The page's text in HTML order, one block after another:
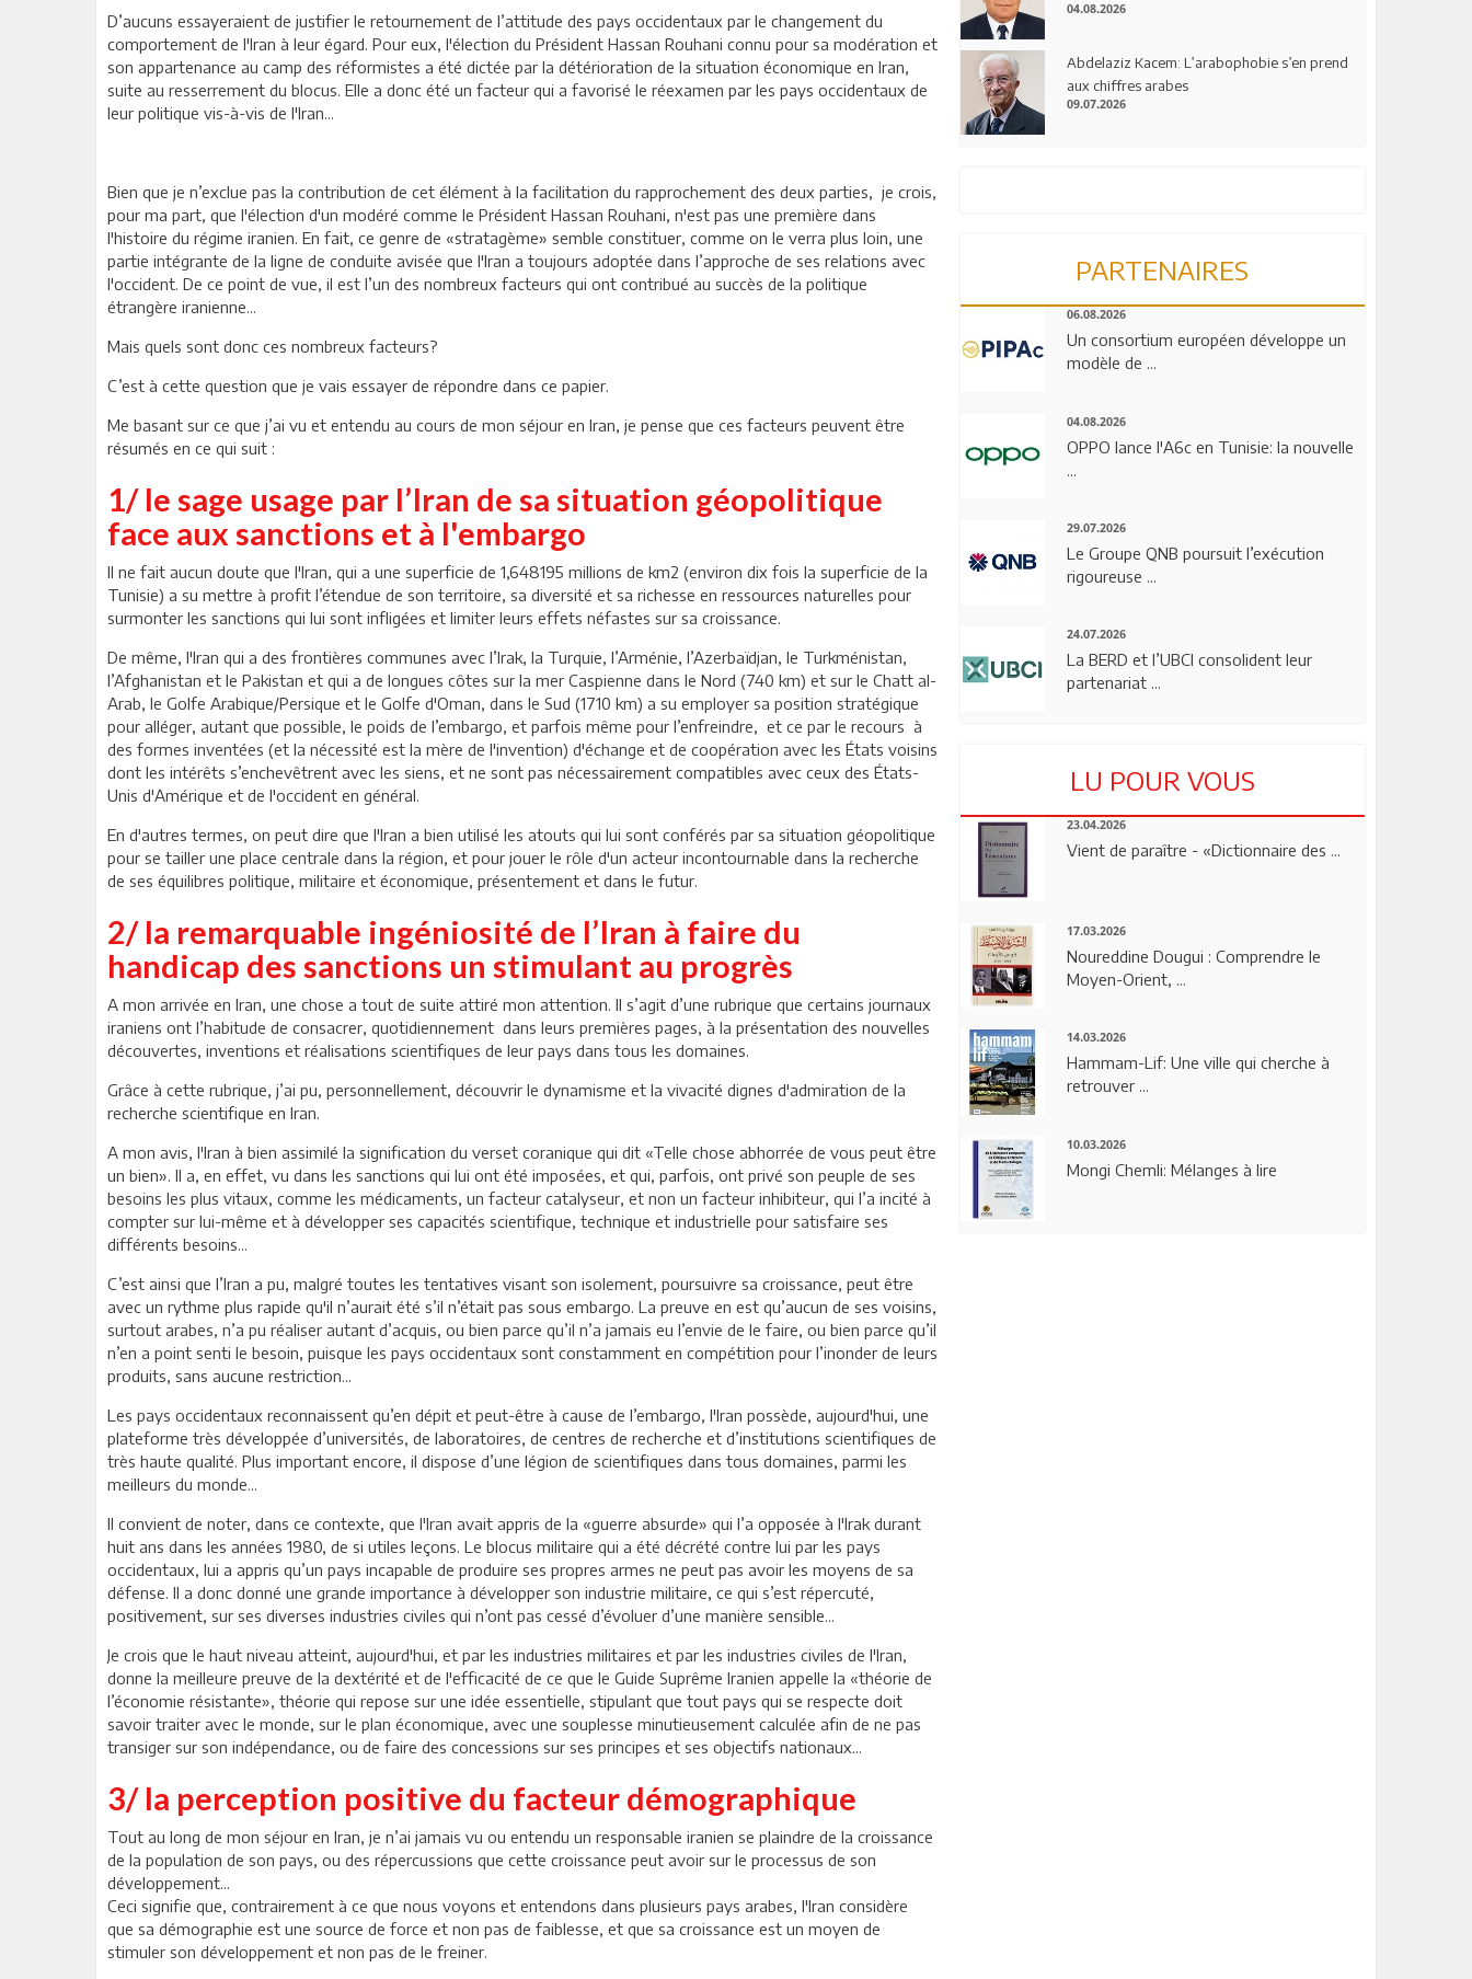
D’aucuns essayeraient de justifier le retournement de l’attitude des pays occidentaux par le changement du
comportement de l'Iran à leur égard. Pour eux, l'élection du Président Hassan Rouhani connu pour sa modération et
son appartenance au camp des réformistes a été dictée par la détérioration de la situation économique en Iran,
suite au resserrement du blocus. Elle a donc été un facteur qui a favorisé le réexamen par les pays occidentaux de
leur politique vis-à-vis de l'Iran...
Bien que je n’exclue pas la contribution de cet élément à la facilitation du rapprochement des deux parties, je crois,
pour ma part, que l'élection d'un modéré comme le Président Hassan Rouhani, n'est pas une première dans
l'histoire du régime iranien. En fait, ce genre de «stratagème» semble constituer, comme on le verra plus loin, une
partie intégrante de la ligne de conduite avisée que l'Iran a toujours adoptée dans l’approche de ses relations avec
l'occident. De ce point de vue, il est l’un des nombreux facteurs qui ont contribué au succès de la politique
étrangère iranienne...
Mais quels sont donc ces nombreux facteurs?
C’est à cette question que je vais essayer de répondre dans ce papier.
Me basant sur ce que j’ai vu et entendu au cours de mon séjour en Iran, je pense que ces facteurs peuvent être
résumés en ce qui suit :
1/ le sage usage par l’Iran de sa situation géopolitique
face aux sanctions et à l'embargo
Il ne fait aucun doute que l'Iran, qui a une superficie de 1,648195 millions de km2 (environ dix fois la superficie de la
Tunisie) a su mettre à profit l’étendue de son territoire, sa diversité et sa richesse en ressources naturelles pour
surmonter les sanctions qui lui sont infligées et limiter leurs effets néfastes sur sa croissance.
De même, l'Iran qui a des frontières communes avec l’Irak, la Turquie, l’Arménie, l’Azerbaïdjan, le Turkménistan,
l’Afghanistan et le Pakistan et qui a de longues côtes sur la mer Caspienne dans le Nord (740 km) et sur le Chatt al-
Arab, le Golfe Arabique/Persique et le Golfe d'Oman, dans le Sud (1710 km) a su employer sa position stratégique
pour alléger, autant que possible, le poids de l’embargo, et parfois même pour l’enfreindre, et ce par le recours à
des formes inventées (et la nécessité est la mère de l'invention) d'échange et de coopération avec les États voisins
dont les intérêts s’enchevêtrent avec les siens, et ne sont pas nécessairement compatibles avec ceux des États-
Unis d'Amérique et de l'occident en général.
En d'autres termes, on peut dire que l'Iran a bien utilisé les atouts qui lui sont conférés par sa situation géopolitique
pour se tailler une place centrale dans la région, et pour jouer le rôle d'un acteur incontournable dans la recherche
de ses équilibres politique, militaire et économique, présentement et dans le futur.
2/ la remarquable ingéniosité de l’Iran à faire du
handicap des sanctions un stimulant au progrès
A mon arrivée en Iran, une chose a tout de suite attiré mon attention. Il s’agit d’une rubrique que certains journaux
iraniens ont l’habitude de consacrer, quotidiennement dans leurs premières pages, à la présentation des nouvelles
découvertes, inventions et réalisations scientifiques de leur pays dans tous les domaines.
Grâce à cette rubrique, j’ai pu, personnellement, découvrir le dynamisme et la vivacité dignes d'admiration de la
recherche scientifique en Iran.
A mon avis, l'Iran à bien assimilé la signification du verset coranique qui dit «Telle chose abhorrée de vous peut être
un bien». Il a, en effet, vu dans les sanctions qui lui ont été imposées, et qui, parfois, ont privé son peuple de ses
besoins les plus vitaux, comme les médicaments, un facteur catalyseur, et non un facteur inhibiteur, qui l’a incité à
compter sur lui-même et à développer ses capacités scientifique, technique et industrielle pour satisfaire ses
différents besoins...
C’est ainsi que l’Iran a pu, malgré toutes les tentatives visant son isolement, poursuivre sa croissance, peut être
avec un rythme plus rapide qu'il n’aurait été s’il n’était pas sous embargo. La preuve en est qu’aucun de ses voisins,
surtout arabes, n’a pu réaliser autant d’acquis, ou bien parce qu’il n’a jamais eu l’envie de le faire, ou bien parce qu’il
n’en a point senti le besoin, puisque les pays occidentaux sont constamment en compétition pour l’inonder de leurs
produits, sans aucune restriction...
Les pays occidentaux reconnaissent qu’en dépit et peut-être à cause de l’embargo, l'Iran possède, aujourd'hui, une
plateforme très développée d’universités, de laboratoires, de centres de recherche et d’institutions scientifiques de
très haute qualité. Plus important encore, il dispose d’une légion de scientifiques dans tous domaines, parmi les
meilleurs du monde...
Il convient de noter, dans ce contexte, que l'Iran avait appris de la «guerre absurde» qui l’a opposée à l'Irak durant
huit ans dans les années 1980, de si utiles leçons. Le blocus militaire qui a été décrété contre lui par les pays
occidentaux, lui a appris qu’un pays incapable de produire ses propres armes ne peut pas avoir les moyens de sa
défense. Il a donc donné une grande importance à développer son industrie militaire, ce qui s’est répercuté,
positivement, sur ses diverses industries civiles qui n’ont pas cessé d’évoluer d’une manière sensible...
Je crois que le haut niveau atteint, aujourd'hui, et par les industries militaires et par les industries civiles de l'Iran,
donne la meilleure preuve de la dextérité et de l'efficacité de ce que le Guide Suprême Iranien appelle la «théorie de
l’économie résistante», théorie qui repose sur une idée essentielle, stipulant que tout pays qui se respecte doit
savoir traiter avec le monde, sur le plan économique, avec une souplesse minutieusement calculée afin de ne pas
transiger sur son indépendance, ou de faire des concessions sur ses principes et ses objectifs nationaux...
3/ la perception positive du facteur démographique
Tout au long de mon séjour en Iran, je n’ai jamais vu ou entendu un responsable iranien se plaindre de la croissance
de la population de son pays, ou des répercussions que cette croissance peut avoir sur le processus de son
développement...
Ceci signifie que, contrairement à ce que nous voyons et entendons dans plusieurs pays arabes, l'Iran considère
que sa démographie est une source de force et non pas de faiblesse, et que sa croissance est un moyen de
stimuler son développement et non pas de le freiner.
04.08.2026
Abdelaziz Kacem: L’arabophobie s’en prend
aux chiffres arabes
09.07.2026
PARTENAIRES
06.08.2026
Un consortium européen développe un
modèle de ...
04.08.2026
OPPO lance l'A6c en Tunisie: la nouvelle
...
29.07.2026
Le Groupe QNB poursuit l’exécution
rigoureuse ...
24.07.2026
La BERD et l’UBCI consolident leur
partenariat ...
LU POUR VOUS
23.04.2026
Vient de paraître - «Dictionnaire des ...
17.03.2026
Noureddine Dougui : Comprendre le
Moyen-Orient, ...
14.03.2026
Hammam-Lif: Une ville qui cherche à
retrouver ...
10.03.2026
Mongi Chemli: Mélanges à lire